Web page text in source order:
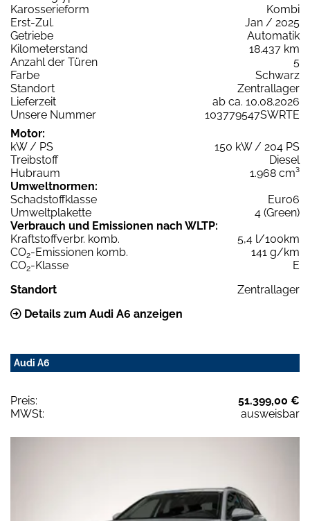
Karosserieform
Kombi
Erst-Zul.
Jan / 2025
Getriebe
Automatik
Kilometerstand
18.437 km
Anzahl der Türen
5
Farbe
Schwarz
Standort
Zentrallager
Lieferzeit
ab ca. 10.08.2026
Unsere Nummer
103779547SWRTE
Motor:
kW / PS
150 kW / 204 PS
Treibstoff
Diesel
Hubraum
1.968 cm³
Umweltnormen:
Schadstoffklasse
Euro6
Umweltplakette
4 (Green)
Verbrauch und Emissionen nach WLTP:
Kraftstoffverbr. komb.
5,4 l/100km
CO2-Emissionen komb.
141 g/km
CO2-Klasse
E
Standort
Zentrallager
Details zum Audi A6 anzeigen
Audi A6
Preis:
51.399,00 €
MWSt:
ausweisbar